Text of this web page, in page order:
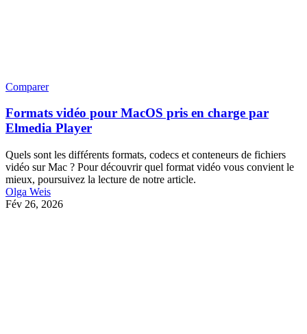
Comparer
Formats vidéo pour MacOS pris en charge par
Elmedia Player
Quels sont les différents formats, codecs et conteneurs de fichiers
vidéo sur Mac ? Pour découvrir quel format vidéo vous convient le
mieux, poursuivez la lecture de notre article.
Olga Weis
Fév 26, 2026